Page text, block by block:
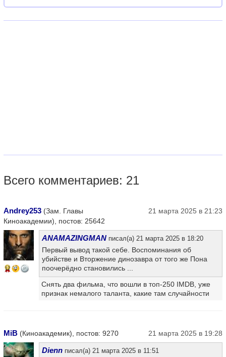
Всего комментариев: 21
Andrey253 (Зам. Главы
Киноакадемии), постов: 25642
21 марта 2025 в 21:23
12
ANAMAZINGMAN писал(а) 21 марта 2025 в 18:20
Первый вывод такой себе. Воспоминания об
убийстве и Вторжение динозавра от того же Пона
поочерёдно становились ...
Снять два фильма, что вошли в топ-250 IMDB, уже
признак немалого таланта, какие там случайности
MiB (Киноакадемик), постов: 9270 21 марта 2025 в 19:28
Dienn писал(а) 21 марта 2025 в 11:51